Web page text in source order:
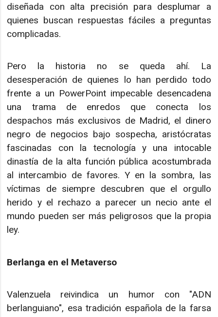
diseñada con alta precisión para desplumar a
quienes buscan respuestas fáciles a preguntas
complicadas.
Pero la historia no se queda ahí. La
desesperación de quienes lo han perdido todo
frente a un PowerPoint impecable desencadena
una trama de enredos que conecta los
despachos más exclusivos de Madrid, el dinero
negro de negocios bajo sospecha, aristócratas
fascinadas con la tecnología y una intocable
dinastía de la alta función pública acostumbrada
al intercambio de favores. Y en la sombra, las
víctimas de siempre descubren que el orgullo
herido y el rechazo a parecer un necio ante el
mundo pueden ser más peligrosos que la propia
ley.
Berlanga en el Metaverso
Valenzuela reivindica un humor con "ADN
berlanguiano", esa tradición española de la farsa